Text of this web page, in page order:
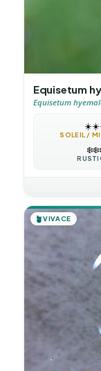
Equisetum
Equisetum
☀️☀️
SOLEIL /
❄️❄️
🪴VIVACE